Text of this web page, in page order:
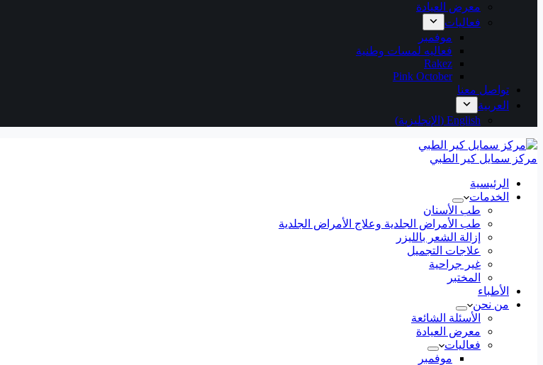
معرض العيادة
فعاليات
موفمبر
فعاليه لمسات وطنية
Rakez
Pink October
تواصل معنا
العربية
English
( الإنجليزية)
مركز سمايل كير الطبي
الرئيسية
الخدمات
طب الأسنان
طب الأمراض الجلدية وعلاج الأمراض الجلدية
إزالة الشعر بالليزر
علاجات التجميل
غير جراحية
المختبر
الأطباء
من نحن
الأسئلة الشائعة
معرض العيادة
فعاليات
موفمبر